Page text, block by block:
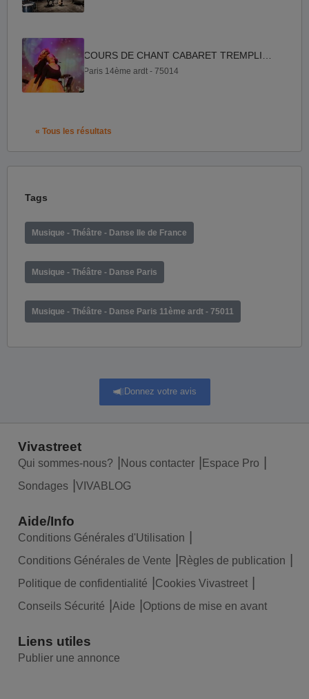
Paris 14ème ardt - 75014
« Tous les résultats
Tags
Musique - Théâtre - Danse Ile de France
Musique - Théâtre - Danse Paris
Musique - Théâtre - Danse Paris 11ème ardt - 75011
Donnez votre avis
Vivastreet
Qui sommes-nous? Nous contacter
Espace Pro
Sondages
VIVABLOG
Aide/Info
Conditions Générales d'Utilisation
Conditions Générales de Vente
Règles de publication
Politique de confidentialité
Cookies Vivastreet
Conseils Sécurité
Aide Options de mise en avant
Liens utiles
Publier une annonce